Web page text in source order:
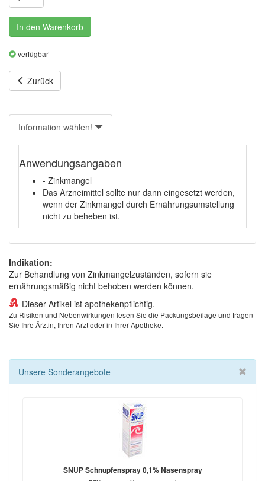
In den Warenkorb
verfügbar
Zurück
Information wählen!
Anwendungsangaben
- Zinkmangel
Das Arzneimittel sollte nur dann eingesetzt werden,
wenn der Zinkmangel durch Ernährungsumstellung
nicht zu beheben ist.
Indikation:
Zur Behandlung von Zinkmangelzuständen, sofern sie
ernährungsmäßig nicht behoben werden können.
Dieser Artikel ist apothekenpflichtig.
Zu Risiken und Nebenwirkungen lesen Sie die Packungsbeilage und fragen
Sie Ihre Ärztin, Ihren Arzt oder in Ihrer Apotheke.
Unsere Sonderangebote
SNUP Schnupfenspray 0,1% Nasenspray